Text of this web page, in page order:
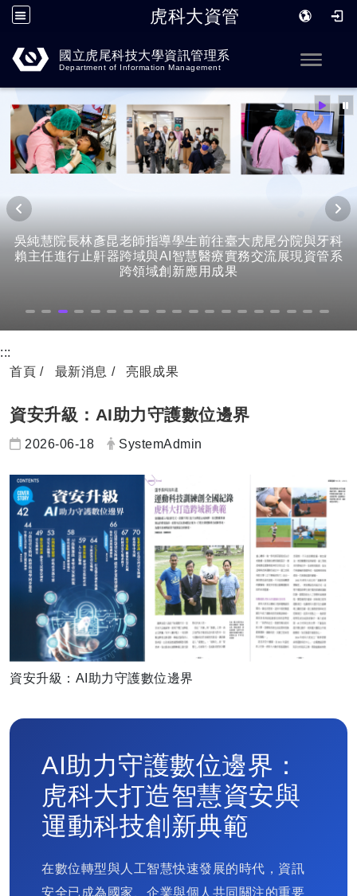
虎科大資管
跳到主要內容
國立虎尾科技大學資訊管理系
Department of Information Management
吳純慧院長林彥昆老師指導學生前往臺大虎尾分院與牙科
賴主任進行止鼾器跨域與AI智慧醫療實務交流展現資管系
跨領域創新應用成果
:::
首頁
最新消息 亮眼成果
資安升級：AI助力守護數位邊界
日期：
2026-06-18 發布者：
SystemAdmin
資安升級：AI助力守護數位邊界
AI助力守護數位邊界：
虎科大打造智慧資安與
運動科技創新典範
在數位轉型與人工智慧快速發展的時代，資訊
安全已成為國家、企業與個人共同關注的重要